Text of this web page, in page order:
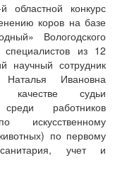
конкурс
коров на базе
Вологодского
специалистов из 12
научный сотрудник
Ивановна
судьи
среди работников
искусственному
по первому
учет и